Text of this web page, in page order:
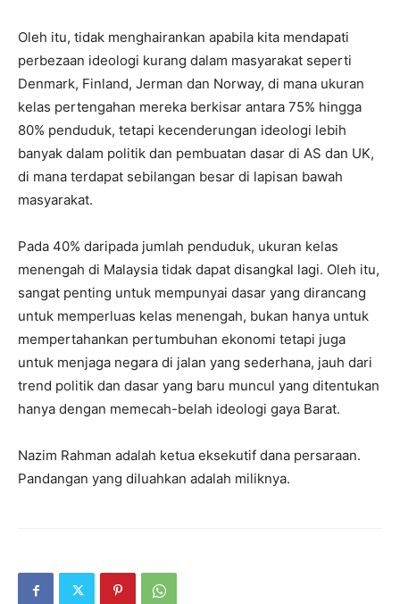
Oleh itu, tidak menghairankan apabila kita mendapati
perbezaan ideologi kurang dalam masyarakat seperti
Denmark, Finland, Jerman dan Norway, di mana ukuran
kelas pertengahan mereka berkisar antara 75% hingga
80% penduduk, tetapi kecenderungan ideologi lebih
banyak dalam politik dan pembuatan dasar di AS dan UK,
di mana terdapat sebilangan besar di lapisan bawah
masyarakat.
Pada 40% daripada jumlah penduduk, ukuran kelas
menengah di Malaysia tidak dapat disangkal lagi. Oleh itu,
sangat penting untuk mempunyai dasar yang dirancang
untuk memperluas kelas menengah, bukan hanya untuk
mempertahankan pertumbuhan ekonomi tetapi juga
untuk menjaga negara di jalan yang sederhana, jauh dari
trend politik dan dasar yang baru muncul yang ditentukan
hanya dengan memecah-belah ideologi gaya Barat.
Nazim Rahman adalah ketua eksekutif dana persaraan.
Pandangan yang diluahkan adalah miliknya.